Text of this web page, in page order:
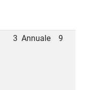
3 Annuale 9